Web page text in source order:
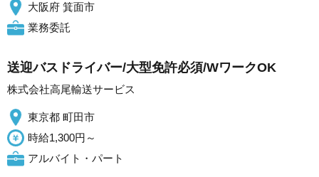
大阪府 箕面市
業務委託
送迎バスドライバー/大型免許必須/WワークOK
株式会社高尾輸送サービス
東京都 町田市
時給1,300円～
アルバイト・パート